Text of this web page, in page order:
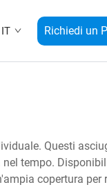
IT Richiedi un
Questi
tempo.
copertura per